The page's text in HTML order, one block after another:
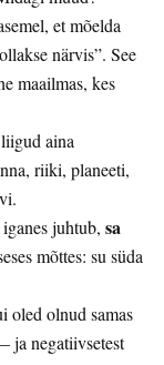
et mõelda
närvis”. See
maailmas, kes
aina
riiki, planeeti,
juhtub, sa
mõttes: su süda
oled olnud samas
ja negatiivsetest